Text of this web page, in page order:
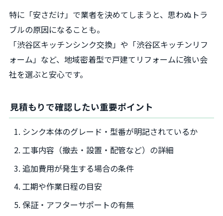
特に「安さだけ」で業者を決めてしまうと、思わぬトラ
ブルの原因になることも。
「渋谷区キッチンシンク交換」や「渋谷区キッチンリフ
ォーム」など、地域密着型で戸建てリフォームに強い会
社を選ぶと安心です。
見積もりで確認したい重要ポイント
シンク本体のグレード・型番が明記されているか
工事内容（撤去・設置・配管など）の詳細
追加費用が発生する場合の条件
工期や作業日程の目安
保証・アフターサポートの有無